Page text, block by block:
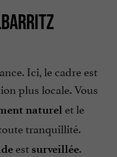
Ici, le cadre est
plus locale. Vous
naturel et le
tranquillité.
est surveillée.